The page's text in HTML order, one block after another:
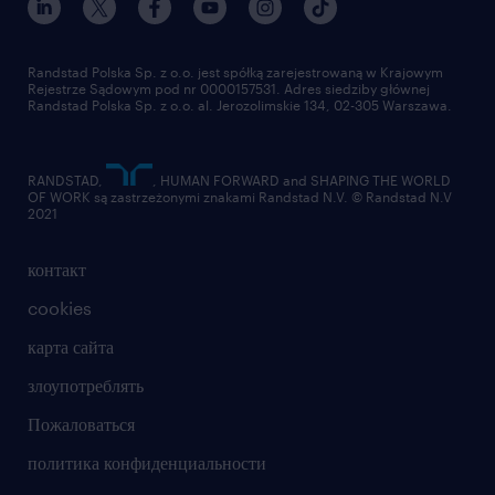
для поставщиков
работа в randstad
отправить резюме
контакт
cookies
карта сайта
злоупотреблять
Пожаловаться
политика конфиденциальности
Randstad Polska Sp. z o.o. jest spółką zarejestrowaną w Krajowym
Rejestrze Sądowym pod nr 0000157531. Adres siedziby głównej
Randstad Polska Sp. z o.o. al. Jerozolimskie 134, 02-305 Warszawa.
RANDSTAD,
, HUMAN FORWARD and SHAPING THE WORLD
OF WORK są zastrzeżonymi znakami Randstad N.V. © Randstad N.V
2021